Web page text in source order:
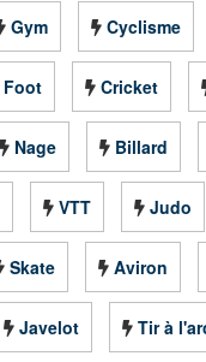
Gym Cyclisme
Foot Cricket
Nage Billard
VTT Judo
Skate Aviron
Javelot Tir à